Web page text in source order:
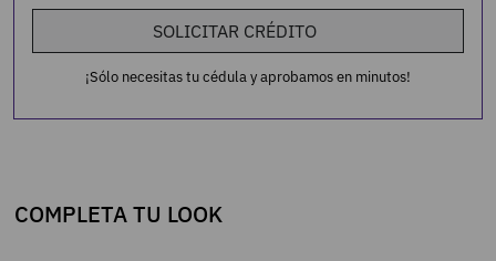
SOLICITAR CRÉDITO
¡Sólo necesitas tu cédula y aprobamos en minutos!
COMPLETA TU LOOK